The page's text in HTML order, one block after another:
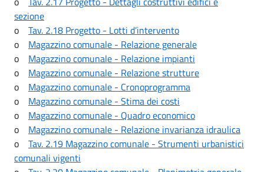
sezione
o Tav. 2.18 Progetto - Lotti d’intervento
o Magazzino comunale - Relazione generale
o Magazzino comunale - Relazione impianti
o Magazzino comunale - Relazione strutture
o Magazzino comunale - Cronoprogramma
o Magazzino comunale - Stima dei costi
o Magazzino comunale - Quadro economico
o Magazzino comunale - Relazione invarianza idraulica
o Tav. 2.19 Magazzino comunale - Strumenti urbanistici
comunali vigenti